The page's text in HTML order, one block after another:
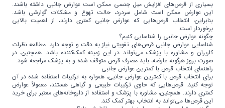
بسیاری از قرص‌های افزایش میل جنسی ممکن است عوارض جانبی داشته باشند.
این عوارض ممکن است شامل سردرد، حالت تهوع و مشکلات گوارشی باشد.
بنابراین، انتخاب قرص‌هایی که عوارض جانبی کمتری دارند، از اهمیت بالایی
برخوردار است.
چگونه عوارض جانبی را شناسایی کنیم؟
شناسایی عوارض جانبی قرص‌های تقویتی نیاز به دقت و توجه دارد. مطالعه نظرات
کاربران و مشاوره با پزشک می‌تواند در این زمینه کمک‌کننده باشد. همچنین، در
صورت بروز هرگونه عارضه، باید مصرف قرص متوقف شده و به پزشک مراجعه شود.
راهنمای انتخاب قرص با کمترین عوارض جانبی
برای انتخاب قرص با کمترین عوارض جانبی، همواره به ترکیبات استفاده شده در آن
توجه کنید. قرص‌هایی که حاوی ترکیبات طبیعی و گیاهی هستند، معمولاً عوارض
کمتری دارند. همچنین، مشاوره با پزشک و استفاده از داروخانه‌های معتبر برای خرید
این قرص‌ها می‌تواند به انتخاب بهتر کمک کند.